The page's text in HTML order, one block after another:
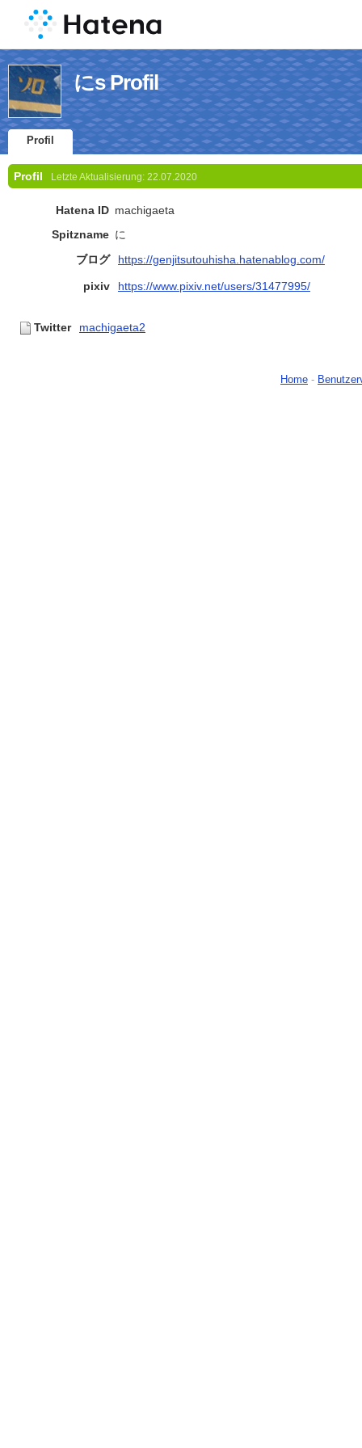
にs Profil
Profil
Profil Letzte Aktualisierung: 22.07.2020
Hatena ID machigaeta
Spitzname に
ブログ
https://genjitsutouhisha.hatenablog.com/
pixiv https://www.pixiv.net/users/31477995/
Twitter machigaeta2
Home -